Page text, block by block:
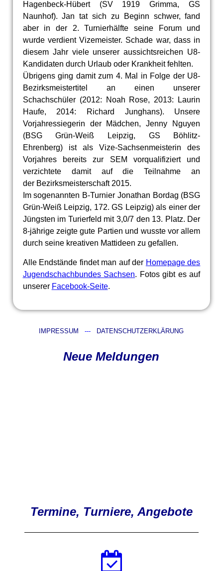
Hagenbeck-Hübert (SV 1919 Grimma, GS
Naunhof). Jan tat sich zu Beginn schwer, fand
aber in der 2. Turnierhälfte seine Forum und
wurde verdient Vizemeister. Schade war, dass in
diesem Jahr viele unserer aussichtsreichen U8-
Kandidaten durch Urlaub oder Krankheit fehlten.
Übrigens ging damit zum 4. Mal in Folge der U8-
Bezirksmeistertitel an einen unserer
Schachschüler (2012: Noah Rose, 2013: Laurin
Haufe, 2014: Richard Junghans). Unsere
Vorjahressiegerin der Mädchen, Jenny Nguyen
(BSG Grün-Weiß Leipzig, GS Böhlitz-
Ehrenberg) ist als Vize-Sachsenmeisterin des
Vorjahres bereits zur SEM vorqualifiziert und
verzichtete damit auf die Teilnahme an
der Bezirksmeisterschaft 2015.
Im sogenannten B-Turnier Jonathan Bordag (BSG
Grün-Weiß Leipzig, 172. GS Leipzig) als einer der
Jüngsten im Turierfeld mit 3,0/7 den 13. Platz. Der
8-jährige zeigte gute Partien und wusste vor allem
durch seine kreativen Mattideen zu gefallen.
Alle Endstände findet man auf der Homepage des
Jugendschachbundes Sachsen. Fotos gibt es auf
unserer Facebook-Seite.
IMPRESSUM --- DATENSCHUTZERKLÄRUNG
Neue Meldungen
Termine, Turniere, Angebote